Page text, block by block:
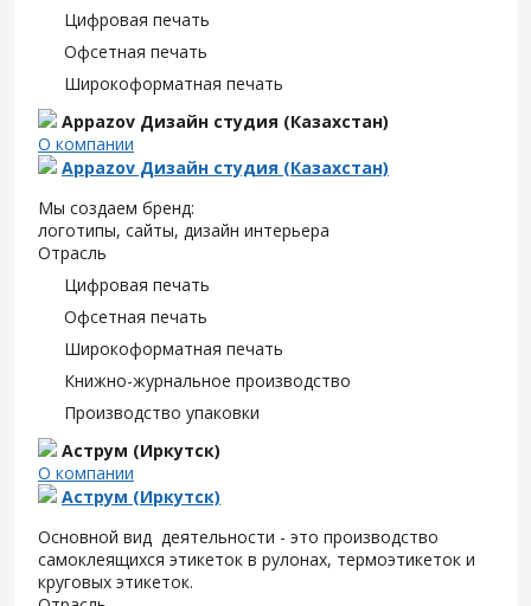
Цифровая печать
Офсетная печать
Широкоформатная печать
Appazov Дизайн студия (Казахстан)
О компании
Appazov Дизайн студия (Казахстан)
Мы создаем бренд:
логотипы, сайты, дизайн интерьера
Отрасль
Цифровая печать
Офсетная печать
Широкоформатная печать
Книжно-журнальное производство
Производство упаковки
Аструм (Иркутск)
О компании
Аструм (Иркутск)
Основной вид деятельности - это производство
самоклеящихся этикеток в рулонах, термоэтикеток и
круговых этикеток.